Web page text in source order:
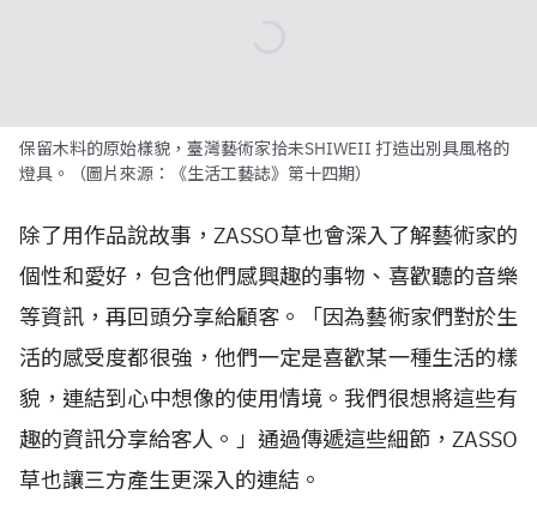
保留木料的原始樣貌，臺灣藝術家拾未SHIWEII 打造出別具風格的
燈具。（圖片來源：《生活工藝誌》第十四期）
除了用作品說故事，ZASSO草也會深入了解藝術家的
個性和愛好，包含他們感興趣的事物、喜歡聽的音樂
等資訊，再回頭分享給顧客。「因為藝術家們對於生
活的感受度都很強，他們一定是喜歡某一種生活的樣
貌，連結到心中想像的使用情境。我們很想將這些有
趣的資訊分享給客人。」通過傳遞這些細節，ZASSO
草也讓三方產生更深入的連結。